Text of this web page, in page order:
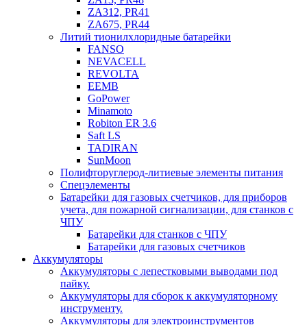
ZA312, PR41
ZA675, PR44
Литий тионилхлоридные батарейки
FANSO
NEVACELL
REVOLTA
EEMB
GoPower
Minamoto
Robiton ER 3.6
Saft LS
TADIRAN
SunMoon
Полифторуглерод-литиевые элементы питания
Спецэлементы
Батарейки для газовых счетчиков, для приборов
учета, для пожарной сигнализации, для станков с
ЧПУ
Батарейки для станков с ЧПУ
Батарейки для газовых счетчиков
Аккумуляторы
Аккумуляторы с лепестковыми выводами под
пайку.
Аккумуляторы для сборок к аккумуляторному
инструменту.
Аккумуляторы для электроинструментов